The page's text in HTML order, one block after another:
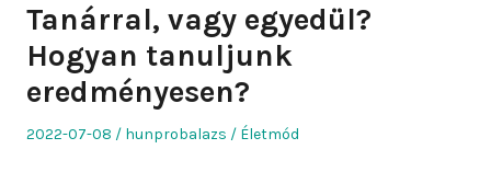
Tanárral, vagy egyedül?
Hogyan tanuljunk
eredményesen?
Posted
2022-07-08 Author
hunprobalazs
Posted
Életmód